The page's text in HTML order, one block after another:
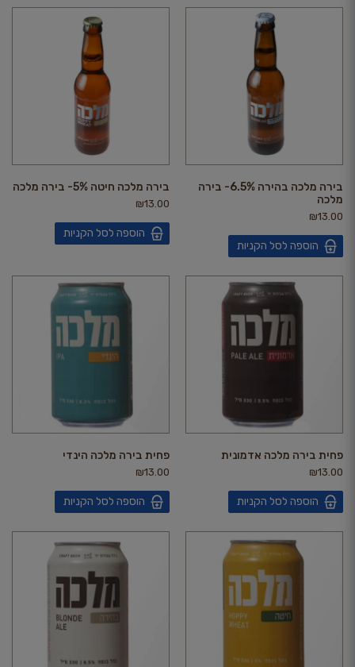
בירה מלכה בהירה 6.5%- בירה
מלכה
₪13.00
הוספה לסל הקניות
בירה מלכה חיטה 5%- בירה מלכה
₪13.00
הוספה לסל הקניות
פחית בירה מלכה אדמונית
₪13.00
הוספה לסל הקניות
פחית בירה מלכה הינדי
₪13.00
הוספה לסל הקניות